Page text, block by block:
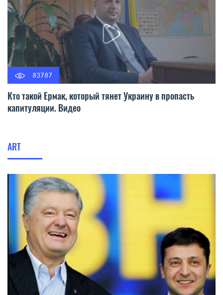
83787
Кто такой Ермак, который тянет Украину в пропасть
капитуляции. Видео
ART